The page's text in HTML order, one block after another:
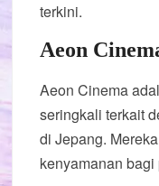
terkini.
Aeon
Aeon Cinema
seringkali terkait
di Jepang.
kenyamanan